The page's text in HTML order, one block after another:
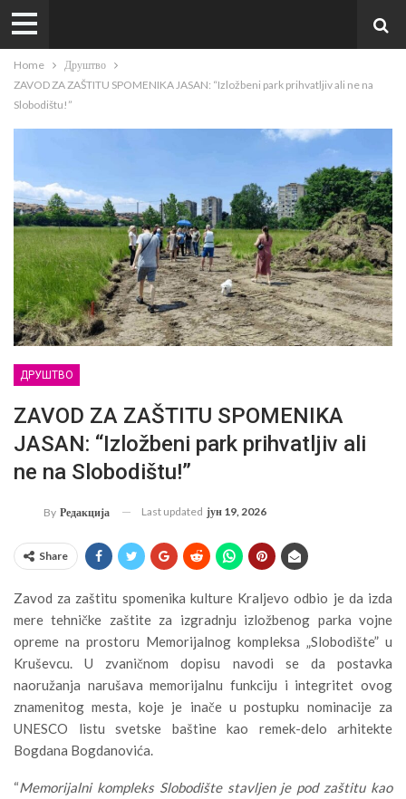
Home
Друштво
ZAVOD ZA ZAŠTITU SPOMENIKA JASAN: “Izložbeni park prihvatljiv ali ne na
Slobodištu!”
ДРУШТВО
ZAVOD ZA ZAŠTITU SPOMENIKA
JASAN: “Izložbeni park prihvatljiv ali
ne na Slobodištu!”
By Редакција Last updated јун 19, 2026
Share
Zavod za zaštitu spomenika kulture Kraljevo odbio je da izda
mere tehničke zaštite za izgradnju izložbenog parka vojne
opreme na prostoru Memorijalnog kompleksa „Slobodište” u
Kruševcu. U zvaničnom dopisu navodi se da postavka
naoružanja narušava memorijalnu funkciju i integritet ovog
znamenitog mesta, koje je inače u postupku nominacije za
UNESCO listu svetske baštine kao remek-delo arhitekte
Bogdana Bogdanovića.
“Memorijalni kompleks Slobodište stavljen je pod zaštitu kao